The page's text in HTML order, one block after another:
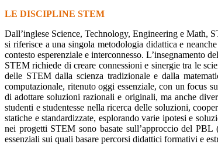
LE DISCIPLINE STEM
Dall’inglese Science, Technology, Engineering e Math,
si riferisce a una singola metodologia didattica e
contesto esperenziale e interconnesso. L’insegnamento
STEM richiede di creare connessioni e sinergie tra le
delle STEM dalla scienza tradizionale e dalla
computazionale, ritenuto oggi essenziale, con un focus
di adottare soluzioni razionali e originali, ma anche
studenti e studentesse nella ricerca delle soluzioni,
statiche e standardizzate, esplorando varie ipotesi e
nei progetti STEM sono basate sull’approccio del
essenziali sui quali basare percorsi didattici formativi e